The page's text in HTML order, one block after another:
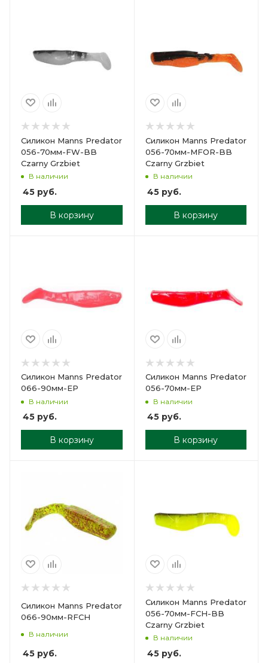
Силикон Manns Predator
056-70мм-FW-BB
Czarny Grzbiet
В наличии
45 руб.
В корзину
Силикон Manns Predator
056-70мм-MFOR-BB
Czarny Grzbiet
В наличии
45руб.
В корзину
Силикон Manns Predator
066-90мм-EP
В наличии
45 руб.
В корзину
Силикон Manns Predator
056-70мм-EP
В наличии
45руб.
В корзину
Силикон Manns Predator
066-90мм-RFCH
В наличии
45 руб.
Силикон Manns Predator
056-70мм-FCH-BB
Czarny Grzbiet
В наличии
45руб.